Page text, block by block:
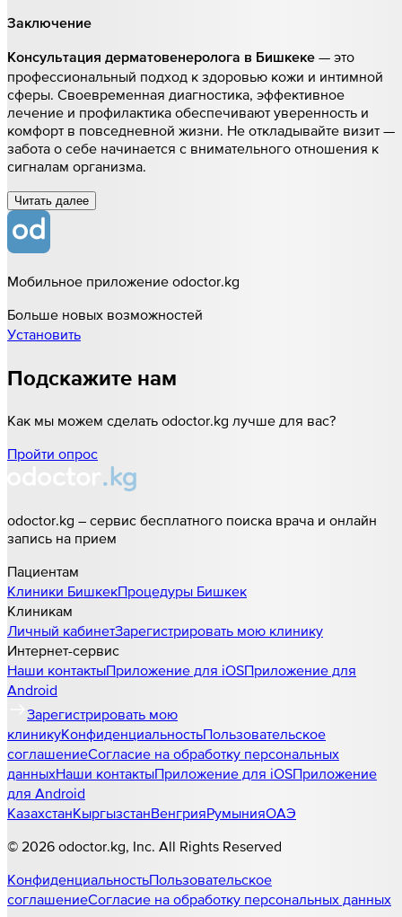
Заключение
Консультация дерматовенеролога в Бишкеке — это
профессиональный подход к здоровью кожи и интимной
сферы. Своевременная диагностика, эффективное
лечение и профилактика обеспечивают уверенность и
комфорт в повседневной жизни. Не откладывайте визит —
забота о себе начинается с внимательного отношения к
сигналам организма.
Читать далee
Мобильное приложение odoctor.kg
Больше новых возможностей
Установить
Подскажите нам
Как мы можем сделать odoctor.kg лучше для вас?
Пройти опрос
odoctor.kg – сервис бесплатного поиска врача и онлайн
запись на прием
Пациентам
Клиники БишкекПроцедуры Бишкек
Клиникам
Личный кабинетЗарегистрировать мою клинику
Интернет-сервис
Наши контактыПриложение для iOSПриложение для
Android
Зарегистрировать мою
клиникуКонфиденциальностьПользовательское
соглашениеСогласие на обработку персональных
данныхНаши контактыПриложение для iOSПриложение
для Android
КазахстанКыргызстанВенгрияРумынияОАЭ
© 2026 odoctor.kg, Inc. All Rights Reserved
КонфиденциальностьПользовательское
соглашениеСогласие на обработку персональных данных